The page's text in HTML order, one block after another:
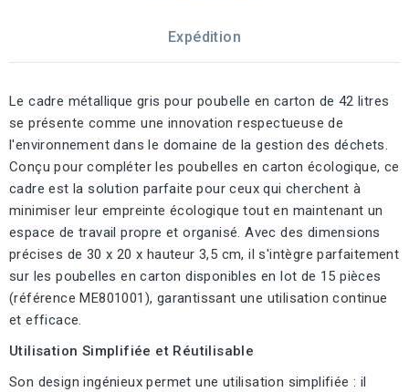
Expédition
Le cadre métallique gris pour poubelle en carton de 42 litres
se présente comme une innovation respectueuse de
l'environnement dans le domaine de la gestion des déchets.
Conçu pour compléter les poubelles en carton écologique, ce
cadre est la solution parfaite pour ceux qui cherchent à
minimiser leur empreinte écologique tout en maintenant un
espace de travail propre et organisé. Avec des dimensions
précises de 30 x 20 x hauteur 3,5 cm, il s'intègre parfaitement
sur les poubelles en carton disponibles en lot de 15 pièces
(référence ME801001), garantissant une utilisation continue
et efficace.
Utilisation Simplifiée et Réutilisable
Son design ingénieux permet une utilisation simplifiée : il